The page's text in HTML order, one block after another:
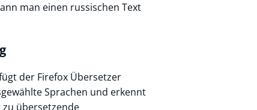
man einen russischen Text
der Firefox Übersetzer
Sprachen und erkennt
übersetzende